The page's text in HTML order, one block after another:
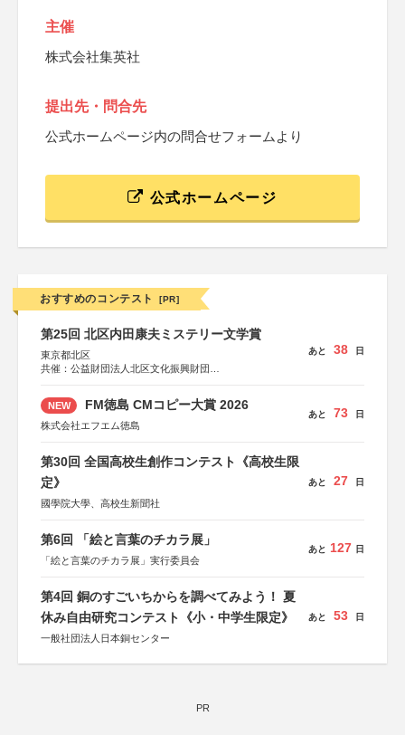
主催
株式会社集英社
提出先・問合先
公式ホームページ内の問合せフォームより
公式ホームページ
おすすめのコンテスト [PR]
第25回 北区内田康夫ミステリー文学賞
東京都北区
共催：公益財団法人北区文化振興財団
協賛：株式会社実業之日本社
あと 38 日
NEW FM徳島 CMコピー大賞 2026
株式会社エフエム徳島
あと 73 日
第30回 全国高校生創作コンテスト《高校生限
定》
國學院大學、高校生新聞社
あと 27 日
第6回 「絵と言葉のチカラ展」
「絵と言葉のチカラ展」実行委員会
あと 127 日
第4回 銅のすごいちからを調べてみよう！ 夏
休み自由研究コンテスト《小・中学生限定》
一般社団法人日本銅センター
あと 53 日
PR